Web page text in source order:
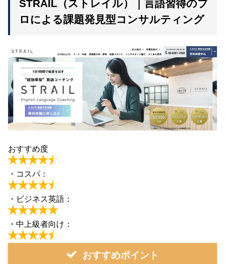
STRAIL（ストレイル）｜言語習得のプ
ロによる課題発見型コンサルティング
おすすめ度
・コスパ：
・ビジネス英語：
・中上級者向け：
おすすめポイント